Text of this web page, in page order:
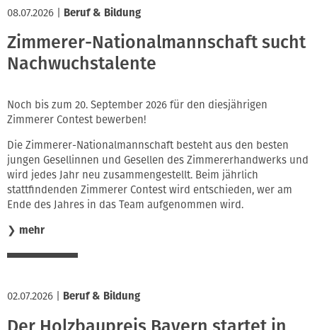
08.07.2026 Beruf & Bildung
Zimmerer-Nationalmannschaft sucht
Nachwuchstalente
Noch bis zum 20. September 2026 für den diesjährigen
Zimmerer Contest bewerben!
Die Zimmerer-Nationalmannschaft besteht aus den besten
jungen Gesellinnen und Gesellen des Zimmererhandwerks und
wird jedes Jahr neu zusammengestellt. Beim jährlich
stattfindenden Zimmerer Contest wird entschieden, wer am
Ende des Jahres in das Team aufgenommen wird.
❯ mehr
02.07.2026 Beruf & Bildung